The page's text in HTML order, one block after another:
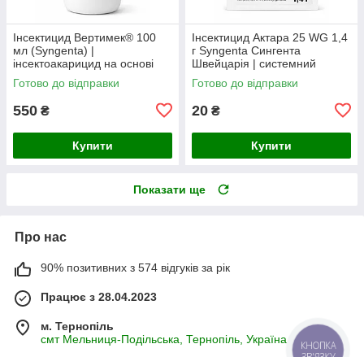
Інсектицид Вертимек® 100
мл (Syngenta) |
інсектоакарицид на основі
абамектину 18 г/л від кліщів,
трипсів та мінерів
Готово до відправки
550 ₴
Купити
Інсектицид Актара 25 WG 1,4
г Syngenta Сингента
Швейцарія | системний
інсектицид
Готово до відправки
20 ₴
Купити
Показати ще
Про нас
90% позитивних з 574 відгуків за рік
Працює з 28.04.2023
м. Тернопіль
смт Мельниця-Подільська, Тернопіль, Україна
КНОПКА